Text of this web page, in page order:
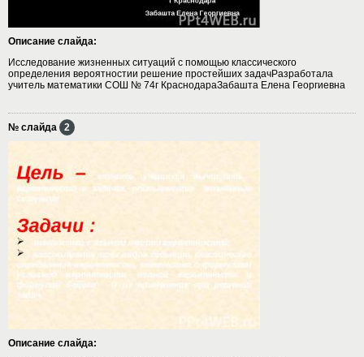
Описание слайда:
Исследование жизненных ситуаций с помощью классического
определения вероятностии решение простейших задачРазработала
учитель математики СОШ № 74г КраснодараЗабашта Елена Георгиевна
№ слайда 2
Описание слайда: